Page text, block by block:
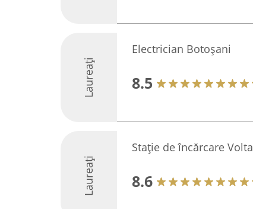
Laureați
Electrician Botoșani
8.5
Laureați
Stație de încărcare Volta
8.6